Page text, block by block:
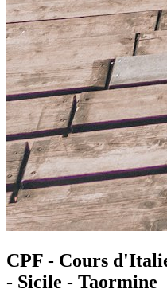
CPF - Cours
- Sicile - Taormine